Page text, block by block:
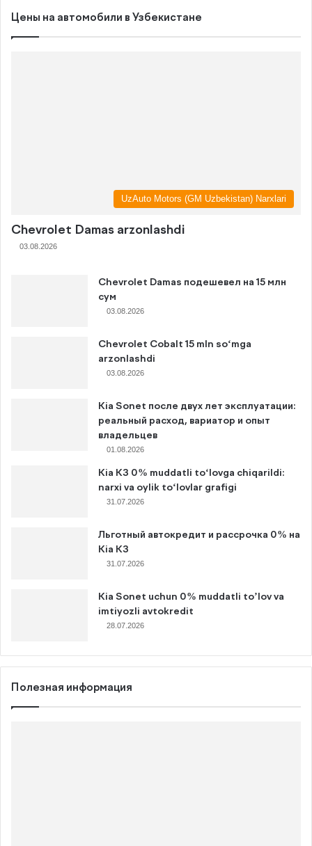
Цены на автомобили в Узбекистане
UzAuto Motors (GM Uzbekistan) Narxlari
Chevrolet Damas arzonlashdi
03.08.2026
Chevrolet Damas подешевел на 15 млн
сум
03.08.2026
Chevrolet Cobalt 15 mln so‘mga
arzonlashdi
03.08.2026
Kia Sonet после двух лет эксплуатации:
реальный расход, вариатор и опыт
владельцев
01.08.2026
Kia K3 0% muddatli to‘lovga chiqarildi:
narxi va oylik to‘lovlar grafigi
31.07.2026
Льготный автокредит и рассрочка 0% на
Kia K3
31.07.2026
Kia Sonet uchun 0% muddatli to’lov va
imtiyozli avtokredit
28.07.2026
Полезная информация